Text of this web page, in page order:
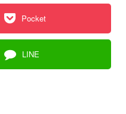
Pocket
LINE